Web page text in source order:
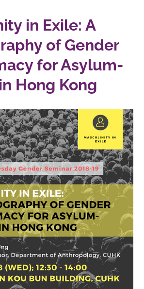
in Exile: A
of Gender
for Asylum-
Hong Kong